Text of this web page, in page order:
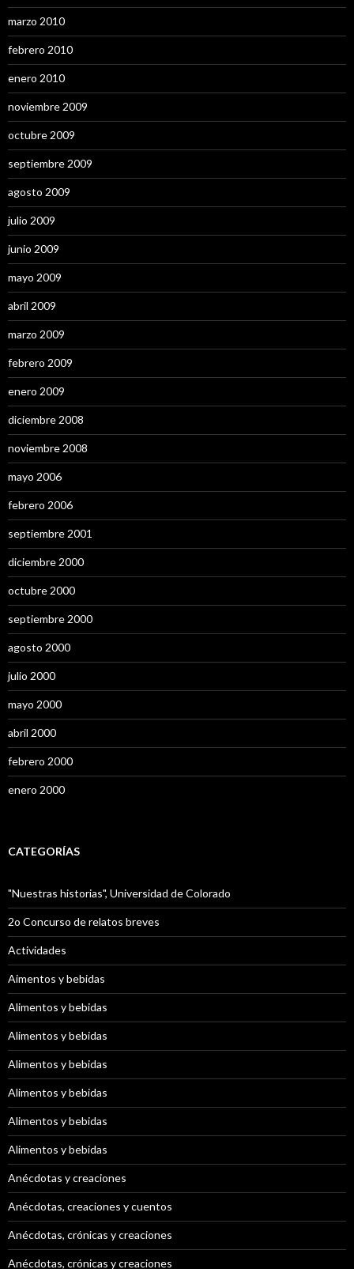
marzo 2010
febrero 2010
enero 2010
noviembre 2009
octubre 2009
septiembre 2009
agosto 2009
julio 2009
junio 2009
mayo 2009
abril 2009
marzo 2009
febrero 2009
enero 2009
diciembre 2008
noviembre 2008
mayo 2006
febrero 2006
septiembre 2001
diciembre 2000
octubre 2000
septiembre 2000
agosto 2000
julio 2000
mayo 2000
abril 2000
febrero 2000
enero 2000
CATEGORÍAS
"Nuestras historias", Universidad de Colorado
2o Concurso de relatos breves
Actividades
Aimentos y bebidas
Alimentos y bebidas
Alimentos y bebidas
Alimentos y bebidas
Alimentos y bebidas
Alimentos y bebidas
Alimentos y bebidas
Anécdotas y creaciones
Anécdotas, creaciones y cuentos
Anécdotas, crónicas y creaciones
Anécdotas, crónicas y creaciones